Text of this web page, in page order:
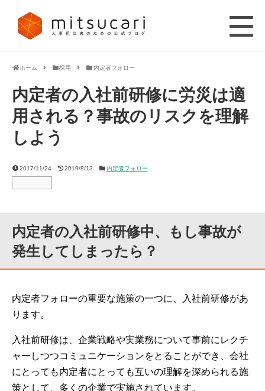
ホーム 採用 内定者フォロー
内定者の入社前研修に労災は適
用される？事故のリスクを理解
しよう
2017/11/24 2019/8/13 内定者フォロー
内定者の入社前研修中、もし事故が
発生してしまったら？
内定者フォローの重要な施策の一つに、入社前研修があ
ります。
入社前研修は、企業戦略や実業務について事前にレクチ
ャーしつつコミュニケーションをとることができ、会社
にとっても内定者にとっても互いの理解を深められる施
策として、多くの企業で実施されています。